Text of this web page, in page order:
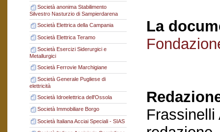
Società anonima Stabilimento
Silvestro Nasturzio di Sampierdarena
Società Elettrica della Campania
Società Elettrica Teramo
Società Esercizi Siderurgici e
Metallurgici
Società Ferrovie Marchigiane
Società Generale Pugliese di
elettricità
Società Idroelettrica dell'Ossola
Società Immobiliare Borgo
Società Italiana Acciai Speciali - SIAS
La
Frassinelli